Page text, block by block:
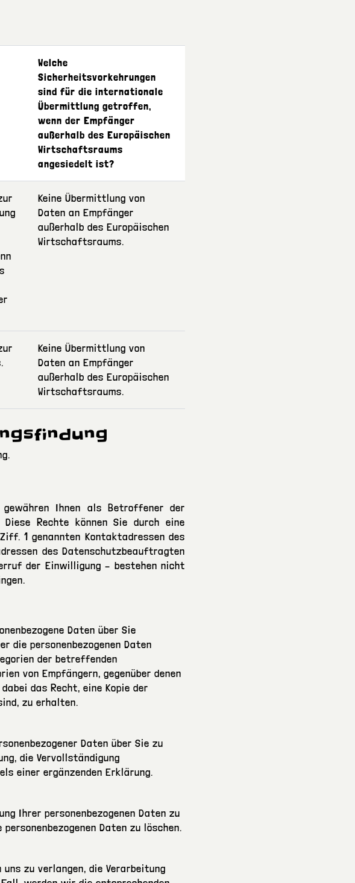
Welche
Sicherheitsvorkehrungen
sind für die internationale
Übermittlung getroffen,
wenn der Empfänger
außerhalb des Europäischen
Wirtschaftsraums
angesiedelt ist?
Keine Übermittlung von
Daten an Empfänger
außerhalb des Europäischen
Wirtschaftsraums.
Keine Übermittlung von
Daten an Empfänger
außerhalb des Europäischen
Wirtschaftsraums.
gewähren Ihnen als Betroffener der
Rechte können Sie durch eine
1 genannten Kontaktadressen des
des Datenschutzbeauftragten
der Einwilligung – bestehen nicht
Daten über Sie
die personenbezogenen Daten
der betreffenden
von Empfängern, gegenüber denen
das Recht, eine Kopie der
zu erhalten.
Daten über Sie zu
die Vervollständigung
einer ergänzenden Erklärung.
Ihrer personenbezogenen Daten zu
Daten zu löschen.
zu verlangen, die Verarbeitung